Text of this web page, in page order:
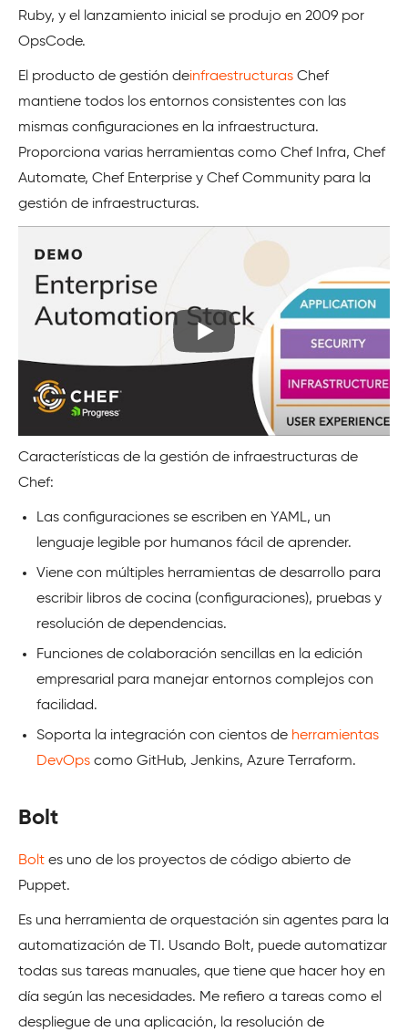
Ruby, y el lanzamiento inicial se produjo en 2009 por
OpsCode.
El producto de gestión deinfraestructuras Chef
mantiene todos los entornos consistentes con las
mismas configuraciones en la infraestructura.
Proporciona varias herramientas como Chef Infra, Chef
Automate, Chef Enterprise y Chef Community para la
gestión de infraestructuras.
Características de la gestión de infraestructuras de
Chef:
Las configuraciones se escriben en YAML, un
lenguaje legible por humanos fácil de aprender.
Viene con múltiples herramientas de desarrollo para
escribir libros de cocina (configuraciones), pruebas y
resolución de dependencias.
Funciones de colaboración sencillas en la edición
empresarial para manejar entornos complejos con
facilidad.
Soporta la integración con cientos de herramientas
DevOps como GitHub, Jenkins, Azure Terraform.
Bolt
Bolt es uno de los proyectos de código abierto de
Puppet.
Es una herramienta de orquestación sin agentes para la
automatización de TI. Usando Bolt, puede automatizar
todas sus tareas manuales, que tiene que hacer hoy en
día según las necesidades. Me refiero a tareas como el
despliegue de una aplicación, la resolución de